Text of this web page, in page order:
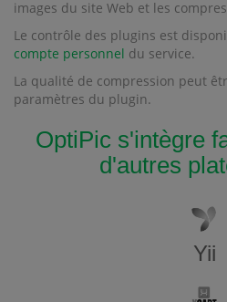
images du site Web et les
Le contrôle des plugins est
compte personnel du service.
La qualité de compression peut
paramètres du plugin.
OptiPic s'intègre
d'autres
Yii